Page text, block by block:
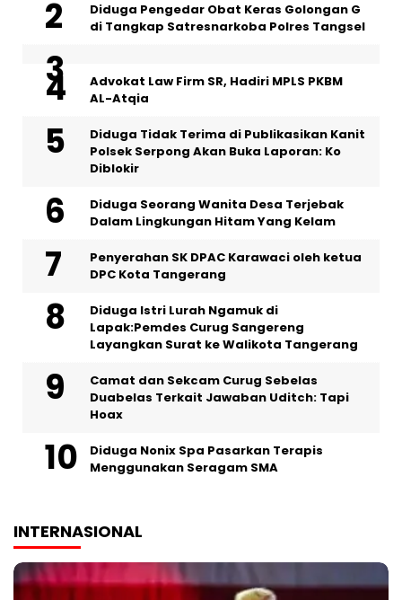
Diduga Pengedar Obat Keras Golongan G
di Tangkap Satresnarkoba Polres Tangsel
Advokat Law Firm SR, Hadiri MPLS PKBM
AL-Atqia
Diduga Tidak Terima di Publikasikan Kanit
Polsek Serpong Akan Buka Laporan: Ko
Diblokir
‎Diduga Seorang Wanita Desa Terjebak
Dalam Lingkungan Hitam Yang Kelam
Penyerahan SK DPAC Karawaci oleh ketua
DPC Kota Tangerang
‎Diduga Istri Lurah Ngamuk di
Lapak:Pemdes Curug Sangereng
Layangkan Surat ke Walikota Tangerang
Camat dan Sekcam Curug Sebelas
Duabelas Terkait Jawaban Uditch: Tapi
Hoax
‎Diduga Nonix Spa Pasarkan Terapis
Menggunakan Seragam SMA
INTERNASIONAL